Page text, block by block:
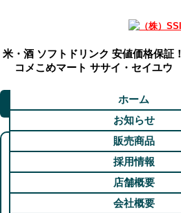
米・酒 ソフトドリンク 安値価格保証！
コメこめマート ササイ・セイユウ
ホーム
お知らせ
販売商品
採用情報
店舗概要
会社概要